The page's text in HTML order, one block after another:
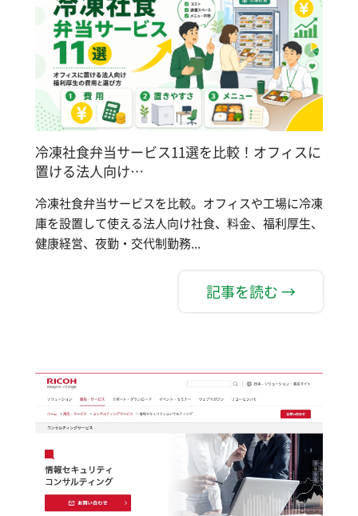
冷凍社食弁当サービス11選を比較！オフィスに
置ける法人向け…
冷凍社食弁当サービスを比較。オフィスや工場に冷凍
庫を設置して使える法人向け社食、料金、福利厚生、
健康経営、夜勤・交代制勤務...
記事を読む →